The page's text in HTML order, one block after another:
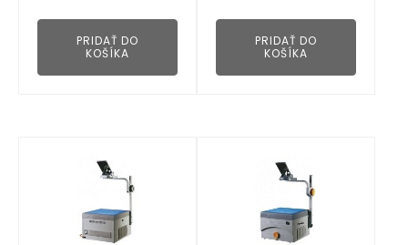
PRIDAŤ DO
KOŠÍKA
PRIDAŤ DO
KOŠÍKA